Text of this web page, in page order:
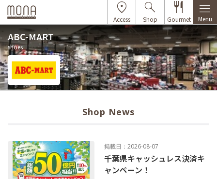
Access Shop Gourmet Menu
ABC-MART
shoes
Shop News
掲載日：2026-08-07
千葉県キャッシュレス決済キ
ャンペーン！